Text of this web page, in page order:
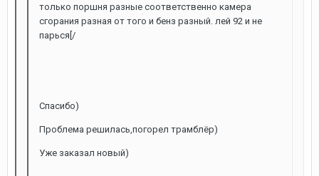
только поршня разные соответственно камера
сгорания разная от того и бенз разный. лей 92 и не
парься[/
Спасибо)
Проблема решилась,погорел трамблёр)
Уже заказал новый)